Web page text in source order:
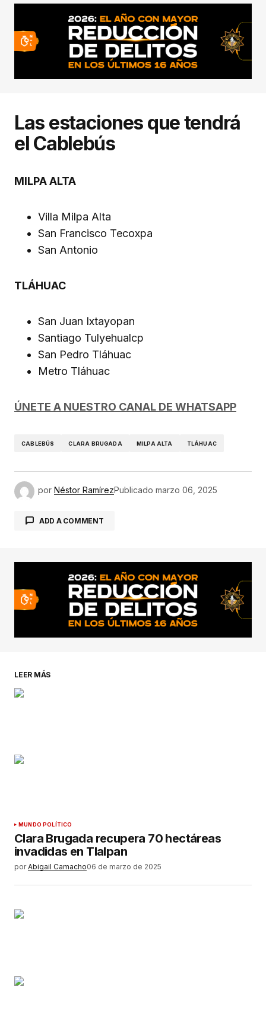
Las estaciones que tendrá
el Cablebús
MILPA ALTA
Villa Milpa Alta
San Francisco Tecoxpa
San Antonio
TLÁHUAC
San Juan Ixtayopan
Santiago Tulyehualcp
San Pedro Tláhuac
Metro Tláhuac
ÚNETE A NUESTRO CANAL DE WHATSAPP
CABLEBÚS CLARA BRUGADA MILPA ALTA TLÁHUAC
por Néstor RamírezPublicado marzo 06, 2025
ADD A COMMENT
conectado
LEER MÁS
MUNDO POLÍTICO
Clara Brugada recupera 70 hectáreas
invadidas en Tlalpan
por Abigail Camacho06 de marzo de 2025